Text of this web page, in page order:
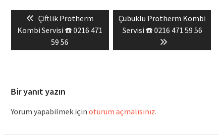
Yazı
gezinmesi
Previous
post:
Çiftlik Protherm
Kombi Servisi ☎️ 0216 471
59 56
Next
post:
Çubuklu Protherm Kombi
Servisi ☎️ 0216 471 59 56
Bir yanıt yazın
Yorum yapabilmek için oturum açmalısınız.